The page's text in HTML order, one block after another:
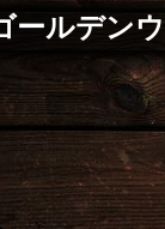
ールデン